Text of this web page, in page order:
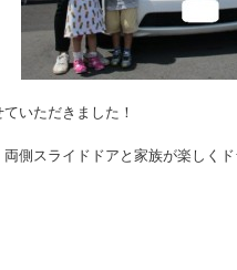
いただきました！
側スライドドアと家族が楽しく